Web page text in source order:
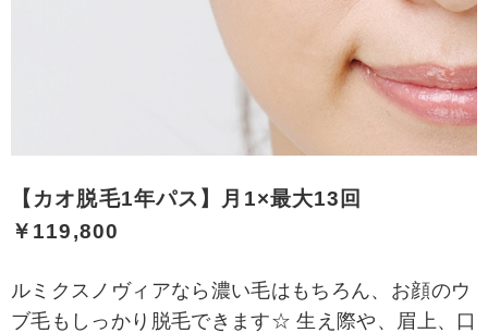
【カオ脱毛1年パス】月1×最大13回
￥119,800
ルミクスノヴィアなら濃い毛はもちろん、お顔のウ
ブ毛もしっかり脱毛できます☆ 生え際や、眉上、口